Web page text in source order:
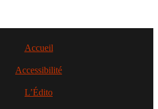
Accueil
Accessibilité
L’Édito